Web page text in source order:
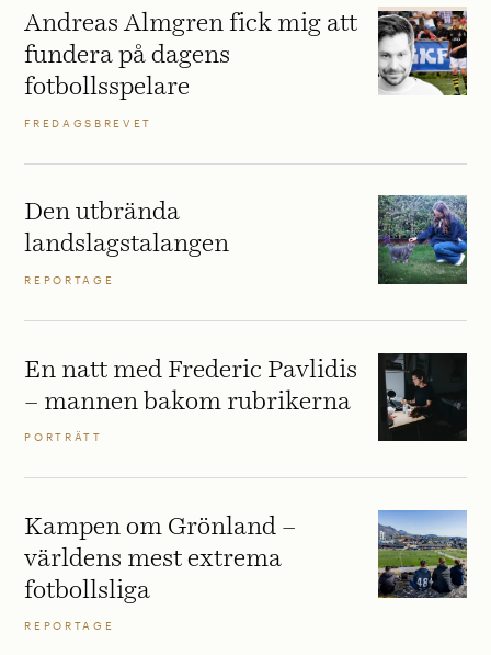
Andreas Almgren fick mig att
fundera på dagens
fotbollsspelare
FREDAGSBREVET
Den utbrända
landslagstalangen
REPORTAGE
En natt med Frederic Pavlidis
– mannen bakom rubrikerna
PORTRÄTT
Kampen om Grönland –
världens mest extrema
fotbollsliga
REPORTAGE